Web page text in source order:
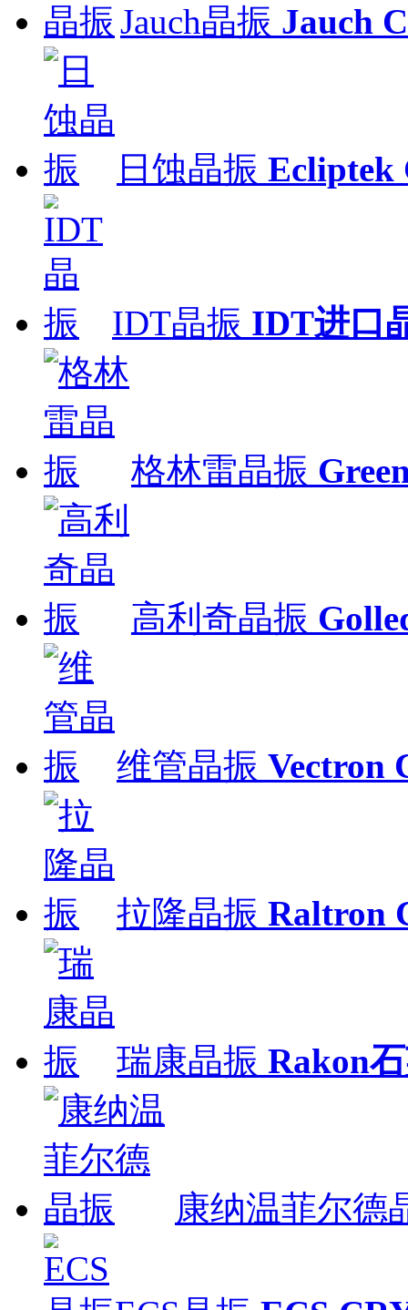
Jauch晶振 Jauch
日蚀晶振 Ecliptek
IDT晶振 IDT进口
格林雷晶振
高利奇晶振
维管晶振 Vectron
拉隆晶振 Raltron
瑞康晶振 Rakon
康纳温菲尔德